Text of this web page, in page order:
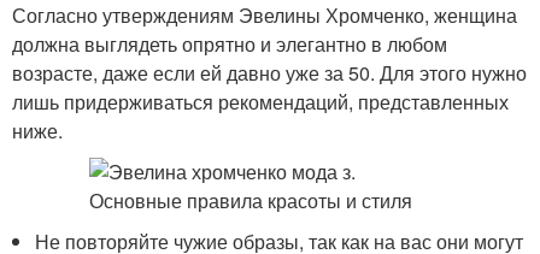
Согласно утверждениям Эвелины Хромченко, женщина
должна выглядеть опрятно и элегантно в любом
возрасте, даже если ей давно уже за 50. Для этого нужно
лишь придерживаться рекомендаций, представленных
ниже.
Не повторяйте чужие образы, так как на вас они могут